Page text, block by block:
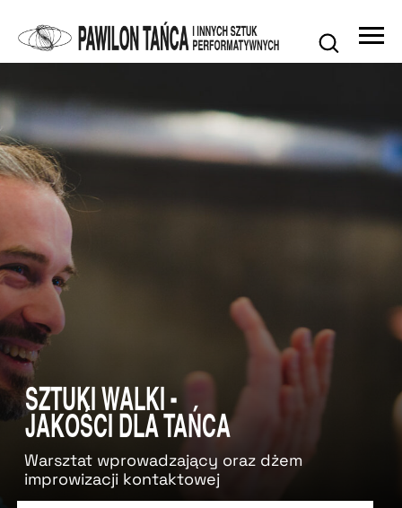
Warsztat wprowadzający oraz dżem
improwizacji kontaktowej
SZTUKI WALKI -
JAKOŚCI DLA TAŃCA